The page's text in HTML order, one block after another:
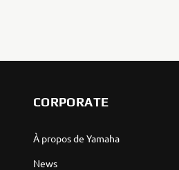
CORPORATE
À propos de Yamaha
News